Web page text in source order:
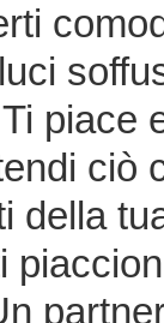
piace
ciò
della